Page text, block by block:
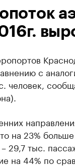
с
человек,
на 23%
29,7 тыс.
на 44% по